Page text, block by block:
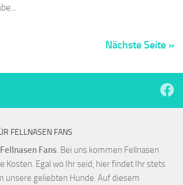
Nächste Seite »
FELLNASEN FANS
Fans. Bei uns kommen Fellnasen
Kosten. Egal wo Ihr seid, hier findet Ihr stets
unsere geliebten Hunde. Auf diesem